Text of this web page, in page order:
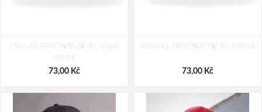
Kšiltovka ARDON®UNI-6L tmavě
modrá
73,00 Kč
Kšiltovka ARDON®UNI-6L béžová
73,00 Kč